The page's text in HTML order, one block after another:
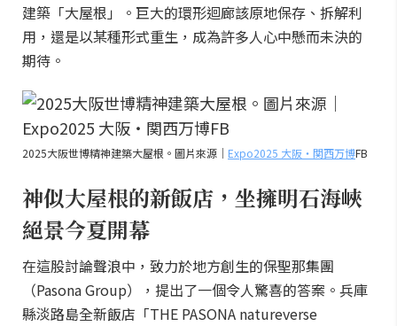
建築「大屋根」。巨大的環形迴廊該原地保存、拆解利
用，還是以某種形式重生，成為許多人心中懸而未決的
期待。
2025大阪世博精神建築大屋根。圖片來源｜ Expo2025 大阪・関西万博FB
神似大屋根的新飯店，坐擁明石海峽
絕景今夏開幕
在這股討論聲浪中，致力於地方創生的保聖那集團
（Pasona Group），提出了一個令人驚喜的答案。兵庫
縣淡路島全新飯店「THE PASONA natureverse